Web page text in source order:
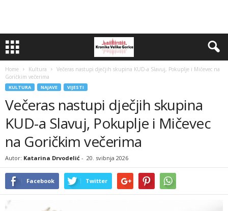
Home Kultura
Večeras nastupi dječjih skupina KUD-a Slavuj, Pokuplje i Mičevec na
Goričkim večerima
KULTURA NAJAVE VIJESTI
Večeras nastupi dječjih skupina
KUD-a Slavuj, Pokuplje i Mičevec
na Goričkim večerima
Autor: Katarina Drvodelić - 20. svibnja 2026
Facebook Twitter